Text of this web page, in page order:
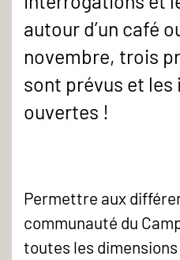
autour d’un café
novembre, trois
sont prévus et
ouvertes !
Permettre aux
communauté du
toutes les